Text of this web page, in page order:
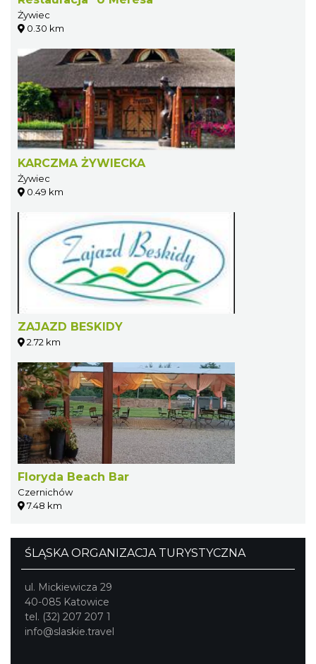
Żywiec
0.30 km
KARCZMA ŻYWIECKA
Żywiec
0.49 km
ZAJAZD BESKIDY
2.72 km
Floryda Beach Bar
Czernichów
7.48 km
ŚLĄSKA ORGANIZACJA TURYSTYCZNA
ul. Mickiewicza 29
40-085 Katowice
tel. (32) 207 207 1
info@slaskie.travel